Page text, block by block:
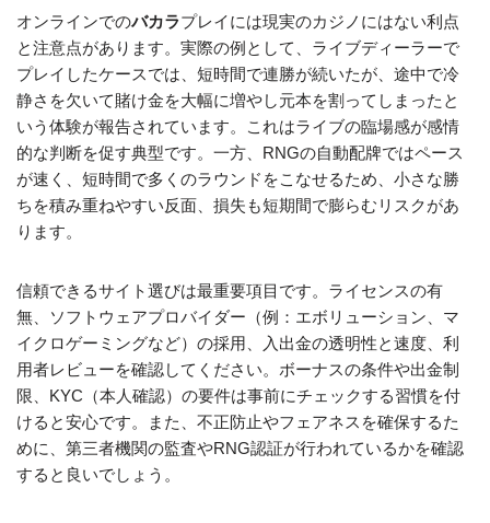
オンラインでのバカラプレイには現実のカジノにはない利点
と注意点があります。実際の例として、ライブディーラーで
プレイしたケースでは、短時間で連勝が続いたが、途中で冷
静さを欠いて賭け金を大幅に増やし元本を割ってしまったと
いう体験が報告されています。これはライブの臨場感が感情
的な判断を促す典型です。一方、RNGの自動配牌ではペース
が速く、短時間で多くのラウンドをこなせるため、小さな勝
ちを積み重ねやすい反面、損失も短期間で膨らむリスクがあ
ります。
信頼できるサイト選びは最重要項目です。ライセンスの有
無、ソフトウェアプロバイダー（例：エボリューション、マ
イクロゲーミングなど）の採用、入出金の透明性と速度、利
用者レビューを確認してください。ボーナスの条件や出金制
限、KYC（本人確認）の要件は事前にチェックする習慣を付
けると安心です。また、不正防止やフェアネスを確保するた
めに、第三者機関の監査やRNG認証が行われているかを確認
すると良いでしょう。